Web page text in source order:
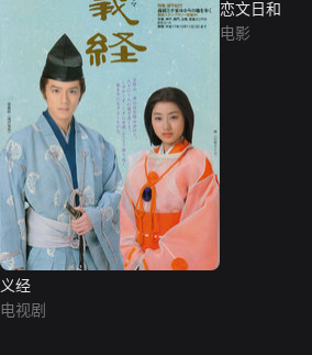
义经
电视剧
恋文日和
电影